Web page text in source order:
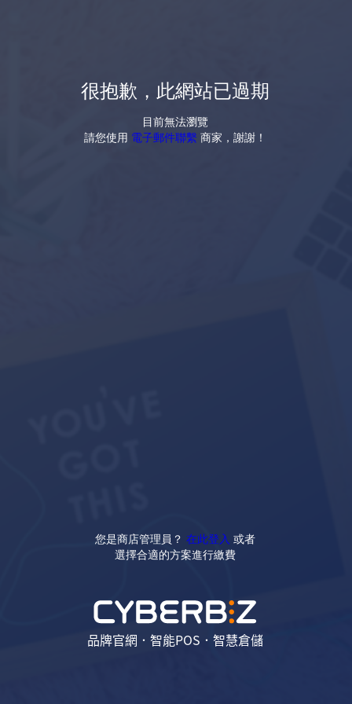
很抱歉，此網站已過期
目前無法瀏覽
請您使用 電子郵件聯繫 商家，謝謝！
您是商店管理員？ 在此登入 或者
選擇合適的方案進行繳費